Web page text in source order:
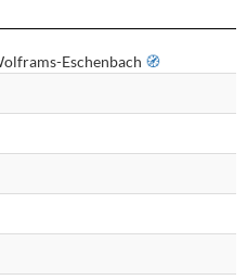
Eschenbach 🧭︎